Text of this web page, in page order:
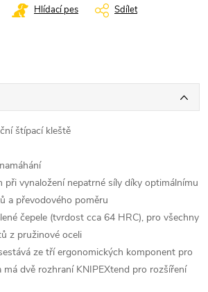
Hlídací pes Sdílet
štípací kleště
vynaložení nepatrné síly díky optimálnímu
a převodového poměru
čepele (tvrdost cca 64 HRC), pro všechny
z pružinové oceli
ze tří ergonomických komponent pro
dvě rozhraní KNIPEXtend pro rozšíření